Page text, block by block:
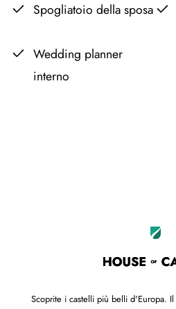
Spogliatoio della sposa
Wedding planner
interno
Scoprite i castelli più belli d'Europa.